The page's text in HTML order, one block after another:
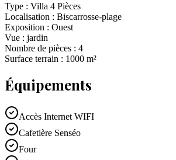
Type : Villa 4 Pièces
Localisation : Biscarrosse-plage
Exposition : Ouest
Vue : jardin
Nombre de pièces : 4
Surface terrain : 1000 m²
Équipements
Accès Internet WIFI
Cafetière Senséo
Four